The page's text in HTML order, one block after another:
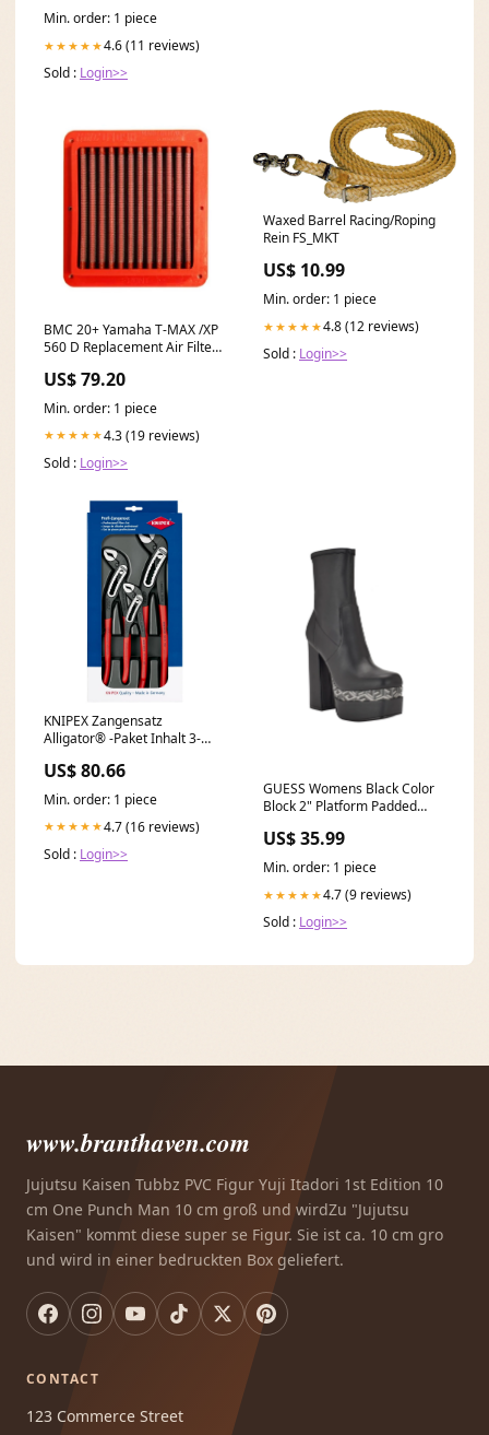
Min. order: 1 piece
★★★★★4.6 (11 reviews)
Sold : Login>>
BMC 20+ Yamaha T-MAX /XP
560 D Replacement Air Filter-
US$ 79.20
Min. order: 1 piece
★★★★★4.3 (19 reviews)
Sold : Login>>
Waxed Barrel Racing/Roping
Rein FS_MKT
US$ 10.99
Min. order: 1 piece
★★★★★4.8 (12 reviews)
Sold : Login>>
KNIPEX Zangensatz
Alligator® -Paket Inhalt 3-
Ama deaktiviert TIMM
US$ 80.66
Min. order: 1 piece
★★★★★4.7 (16 reviews)
Sold : Login>>
GUESS Womens Black Color
Block 2" Platform Padded
Block Heel Dress Booties M
Color:Black
US$ 35.99
Min. order: 1 piece
★★★★★4.7 (9 reviews)
Sold : Login>>
www.branthaven.com
Jujutsu Kaisen Tubbz PVC Figur Yuji Itadori 1st Edition 10
cm One Punch Man 10 cm groß und wirdZu "Jujutsu
Kaisen" kommt diese super se Figur. Sie ist ca. 10 cm gro
und wird in einer bedruckten Box geliefert.
CONTACT
123 Commerce Street